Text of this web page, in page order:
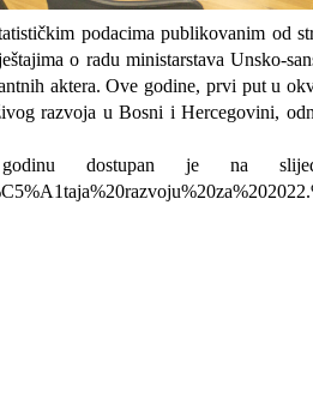
podacima publikovanim od
o radu ministarstava Unsko-
aktera. Ove godine, prvi put u
razvoja u Bosni i Hercegovini,
dostupan je na